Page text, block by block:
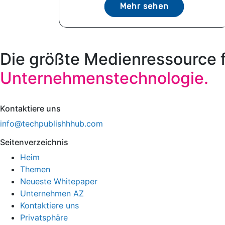
Mehr sehen
Die größte Medienressource
Unternehmenstechnologie.
Kontaktiere uns
info@techpublishhhub.com
Seitenverzeichnis
Heim
Themen
Neueste Whitepaper
Unternehmen AZ
Kontaktiere uns
Privatsphäre